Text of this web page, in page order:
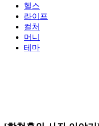
헬스
라이프
컬처
머니
테마